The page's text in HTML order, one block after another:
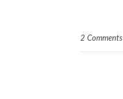
2 Comments